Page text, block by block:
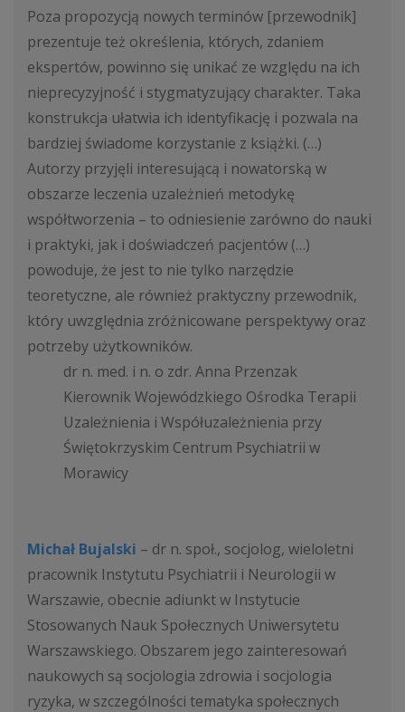
Poza propozycją nowych terminów [przewodnik]
prezentuje też określenia, których, zdaniem
ekspertów, powinno się unikać ze względu na ich
nieprecyzyjność i stygmatyzujący charakter. Taka
konstrukcja ułatwia ich identyfikację i pozwala na
bardziej świadome korzystanie z książki. (…)
Autorzy przyjęli interesującą i nowatorską w
obszarze leczenia uzależnień metodykę
współtworzenia – to odniesienie zarówno do nauki
i praktyki, jak i doświadczeń pacjentów (…)
powoduje, że jest to nie tylko narzędzie
teoretyczne, ale również praktyczny przewodnik,
który uwzględnia zróżnicowane perspektywy oraz
potrzeby użytkowników.
dr n. med. i n. o zdr. Anna Przenzak
Kierownik Wojewódzkiego Ośrodka Terapii
Uzależnienia i Współuzależnienia przy
Świętokrzyskim Centrum Psychiatrii w
Morawicy
Michał Bujalski – dr n. społ., socjolog, wieloletni
pracownik Instytutu Psychiatrii i Neurologii w
Warszawie, obecnie adiunkt w Instytucie
Stosowanych Nauk Społecznych Uniwersytetu
Warszawskiego. Obszarem jego zainteresowań
naukowych są socjologia zdrowia i socjologia
ryzyka, w szczególności tematyka społecznych